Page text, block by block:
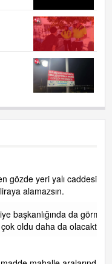
caddesi ve çevresidir.
da görmek isteriz
olacaktır